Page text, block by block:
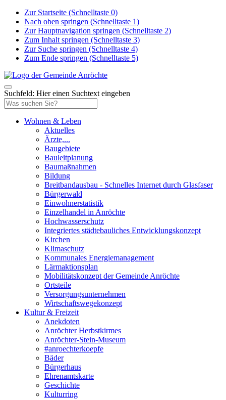
Zur Startseite (Schnelltaste 0)
Nach oben springen (Schnelltaste 1)
Zur Hauptnavigation springen (Schnelltaste 2)
Zum Inhalt springen (Schnelltaste 3)
Zur Suche springen (Schnelltaste 4)
Zum Ende springen (Schnelltaste 5)
Suchfeld: Hier einen Suchtext eingeben
Wohnen & Leben
Aktuelles
Ärzte,...
Baugebiete
Bauleitplanung
Baumaßnahmen
Bildung
Breitbandausbau - Schnelles Internet durch Glasfaser
Bürgerwald
Einwohnerstatistik
Einzelhandel in Anröchte
Hochwasserschutz
Integriertes städtebauliches Entwicklungskonzept
Kirchen
Klimaschutz
Kommunales Energiemanagement
Lärmaktionsplan
Mobilitätskonzept der Gemeinde Anröchte
Ortsteile
Versorgungsunternehmen
Wirtschaftswegekonzept
Kultur & Freizeit
Anekdoten
Anröchter Herbstkirmes
Anröchter-Stein-Museum
#anroechterkoepfe
Bäder
Bürgerhaus
Ehrenamtskarte
Geschichte
Kulturring